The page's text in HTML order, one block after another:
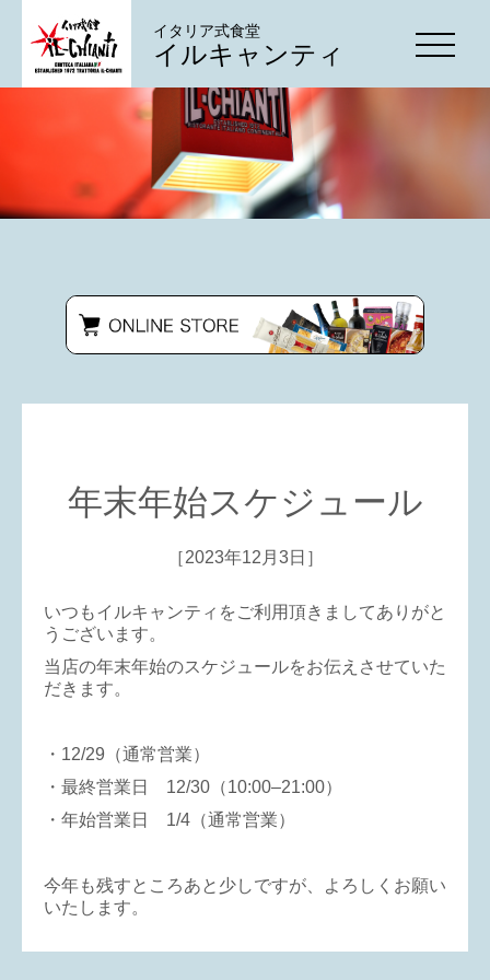
イタリア式食堂
イルキャンティ
年末年始スケジュール
［2023年12月3日］
いつもイルキャンティをご利用頂きましてありがと
うございます。
当店の年末年始のスケジュールをお伝えさせていた
だきます。
・12/29（通常営業）
・最終営業日 12/30（10:00–21:00）
・年始営業日 1/4（通常営業）
今年も残すところあと少しですが、よろしくお願い
いたします。